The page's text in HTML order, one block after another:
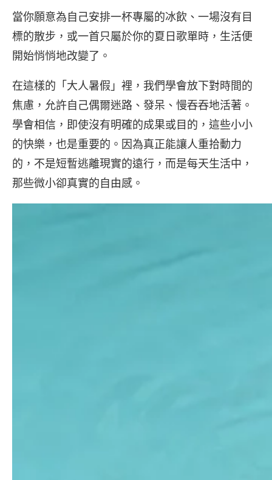
當你願意為自己安排一杯專屬的冰飲、一場沒有目
標的散步，或一首只屬於你的夏日歌單時，生活便
開始悄悄地改變了。
在這樣的「大人暑假」裡，我們學會放下對時間的
焦慮，允許自己偶爾迷路、發呆、慢吞吞地活著。
學會相信，即使沒有明確的成果或目的，這些小小
的快樂，也是重要的。因為真正能讓人重拾動力
的，不是短暫逃離現實的遠行，而是每天生活中，
那些微小卻真實的自由感。